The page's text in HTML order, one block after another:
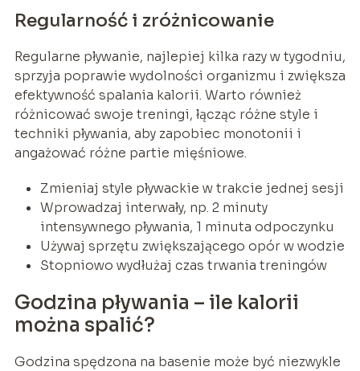
Regularność i zróżnicowanie
Regularne pływanie, najlepiej kilka razy w tygodniu,
sprzyja poprawie wydolności organizmu i zwiększa
efektywność spalania kalorii. Warto również
różnicować swoje treningi, łącząc różne style i
techniki pływania, aby zapobiec monotonii i
angażować różne partie mięśniowe.
Zmieniaj style pływackie w trakcie jednej sesji
Wprowadzaj interwały, np. 2 minuty
intensywnego pływania, 1 minuta odpoczynku
Używaj sprzętu zwiększającego opór w wodzie
Stopniowo wydłużaj czas trwania treningów
Godzina pływania – ile kalorii
można spalić?
Godzina spędzona na basenie może być niezwykle